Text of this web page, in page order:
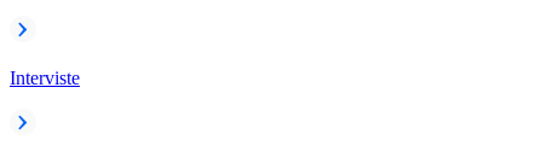
Interviste